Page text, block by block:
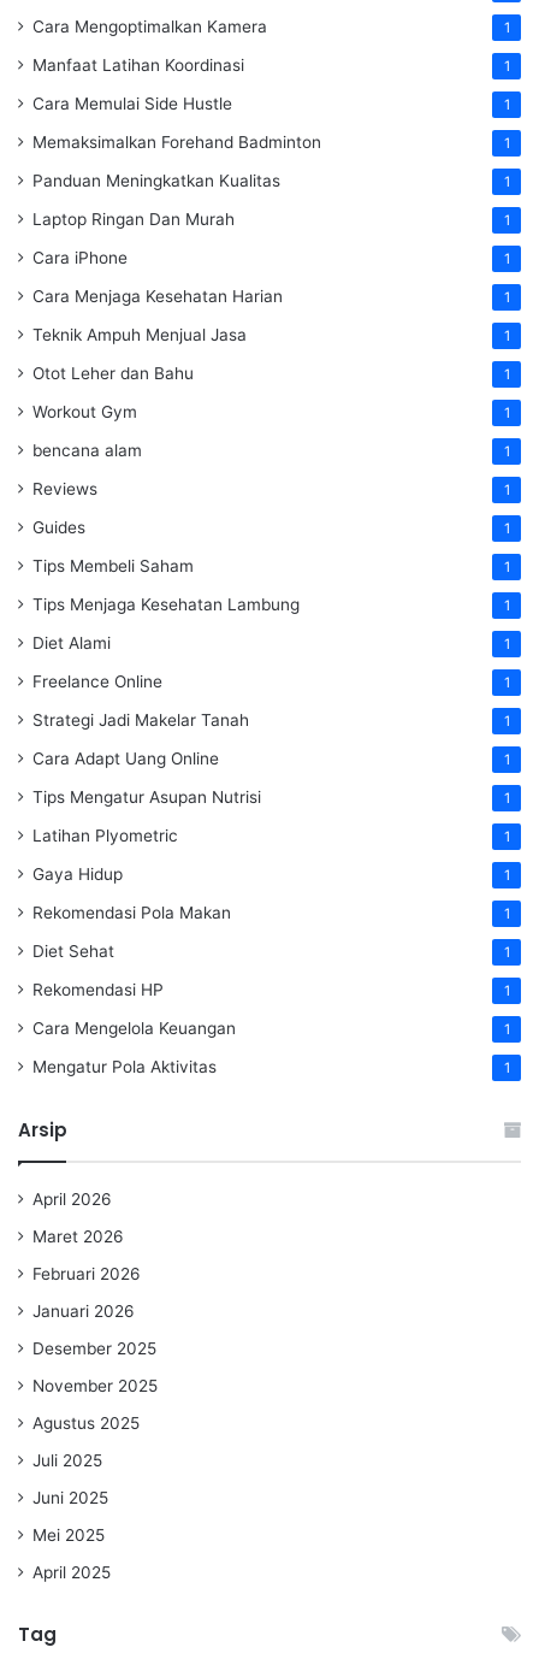
Cara Mengoptimalkan Kamera 1
Manfaat Latihan Koordinasi 1
Cara Memulai Side Hustle 1
Memaksimalkan Forehand Badminton 1
Panduan Meningkatkan Kualitas 1
Laptop Ringan Dan Murah 1
Cara iPhone 1
Cara Menjaga Kesehatan Harian 1
Teknik Ampuh Menjual Jasa 1
Otot Leher dan Bahu 1
Workout Gym 1
bencana alam 1
Reviews 1
Guides 1
Tips Membeli Saham 1
Tips Menjaga Kesehatan Lambung 1
Diet Alami 1
Freelance Online 1
Strategi Jadi Makelar Tanah 1
Cara Adapt Uang Online 1
Tips Mengatur Asupan Nutrisi 1
Latihan Plyometric 1
Gaya Hidup 1
Rekomendasi Pola Makan 1
Diet Sehat 1
Rekomendasi HP 1
Cara Mengelola Keuangan 1
Mengatur Pola Aktivitas 1
Arsip
April 2026
Maret 2026
Februari 2026
Januari 2026
Desember 2025
November 2025
Agustus 2025
Juli 2025
Juni 2025
Mei 2025
April 2025
Tag